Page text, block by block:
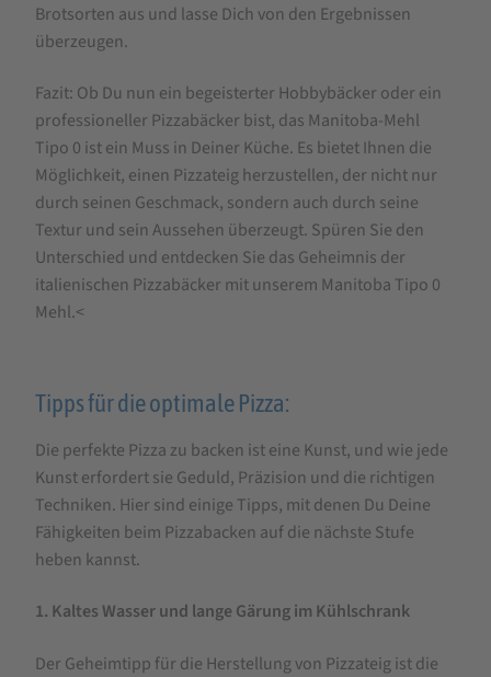
Brotsorten aus und lasse Dich von den Ergebnissen
überzeugen.
Fazit: Ob Du nun ein begeisterter Hobbybäcker oder ein
professioneller Pizzabäcker bist, das Manitoba-Mehl
Tipo 0 ist ein Muss in Deiner Küche. Es bietet Ihnen die
Möglichkeit, einen Pizzateig herzustellen, der nicht nur
durch seinen Geschmack, sondern auch durch seine
Textur und sein Aussehen überzeugt. Spüren Sie den
Unterschied und entdecken Sie das Geheimnis der
italienischen Pizzabäcker mit unserem Manitoba Tipo 0
Mehl.<
Tipps für die optimale Pizza:
Die perfekte Pizza zu backen ist eine Kunst, und wie jede
Kunst erfordert sie Geduld, Präzision und die richtigen
Techniken. Hier sind einige Tipps, mit denen Du Deine
Fähigkeiten beim Pizzabacken auf die nächste Stufe
heben kannst.
1. Kaltes Wasser und lange Gärung im Kühlschrank
Der Geheimtipp für die Herstellung von Pizzateig ist die